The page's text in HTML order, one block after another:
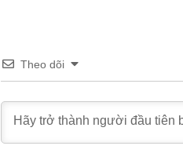
Theo dõi